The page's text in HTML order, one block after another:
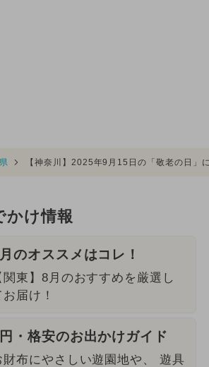
【神奈川】2025年9月15日の「敬老の日
かけ情報
のオススメはコレ！
関東】8月のおすすめを厳選し
お届け！
・格安のお出かけガイド
財布にやさしい遊園地や、 遊具